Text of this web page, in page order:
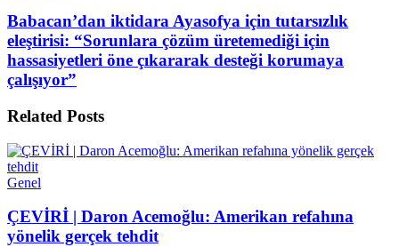
Babacan’dan iktidara Ayasofya için tutarsızlık
eleştirisi: “Sorunlara çözüm üretemediği için
hassasiyetleri öne çıkararak desteği korumaya
çalışıyor”
Related Posts
Genel
ÇEVİRİ | Daron Acemoğlu: Amerikan refahına
yönelik gerçek tehdit